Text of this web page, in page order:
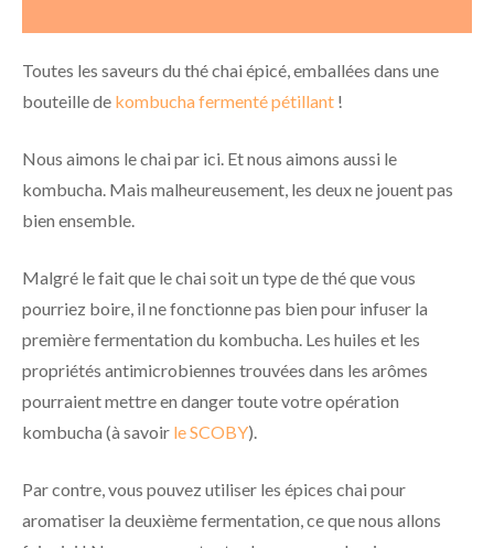
Toutes les saveurs du thé chai épicé, emballées dans une
bouteille de kombucha fermenté pétillant !
Nous aimons le chai par ici. Et nous aimons aussi le
kombucha. Mais malheureusement, les deux ne jouent pas
bien ensemble.
Malgré le fait que le chai soit un type de thé que vous
pourriez boire, il ne fonctionne pas bien pour infuser la
première fermentation du kombucha. Les huiles et les
propriétés antimicrobiennes trouvées dans les arômes
pourraient mettre en danger toute votre opération
kombucha (à savoir le SCOBY).
Par contre, vous pouvez utiliser les épices chai pour
aromatiser la deuxième fermentation, ce que nous allons